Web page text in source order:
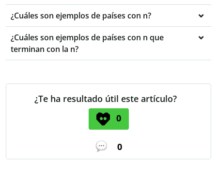
¿Cuáles son ejemplos de países con n?
¿Cuáles son ejemplos de países con n que
terminan con la n?
¿Te ha resultado útil este artículo?
0
0